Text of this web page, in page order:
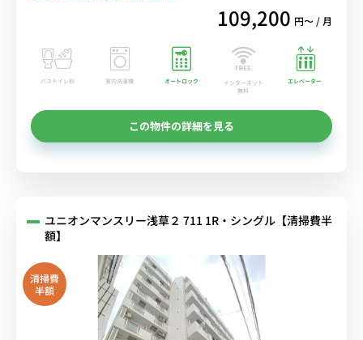
109,200 円〜 / 月
バストイレ別 室内洗濯機 オートロック
インターネット
無料
エレベーター
この物件の詳細を見る
ユニオンマンスリー浅草２ 711 1R・シングル【清掃費半
額】
清掃費
半額